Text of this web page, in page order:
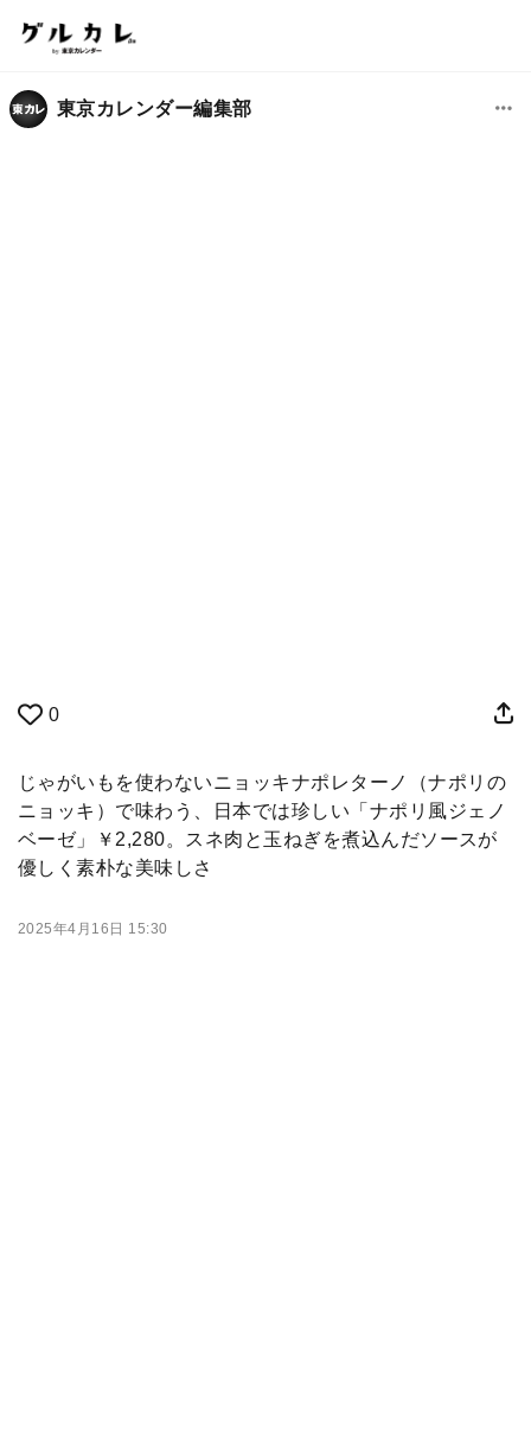
東京カレンダー編集部
0
じゃがいもを使わないニョッキナポレターノ（ナポリの
ニョッキ）で味わう、日本では珍しい「ナポリ風ジェノ
ベーゼ」￥2,280。スネ肉と玉ねぎを煮込んだソースが
優しく素朴な美味しさ
2025年4月16日 15:30